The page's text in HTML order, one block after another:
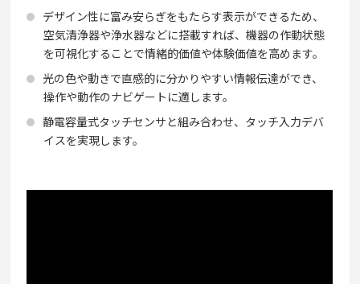
デザイン性に富み安らぎをもたらす表示ができるため、
空気清浄器や浄水器などに搭載すれば、機器の作動状態
を可視化することで情緒的価値や体験価値を高めます。
光の色や動きで直感的に分かりやすい情報伝達ができ、
操作や動作のナビゲートに適します。
静電容量式タッチセンサと組み合わせ、タッチ入力デバ
イスを実現します。